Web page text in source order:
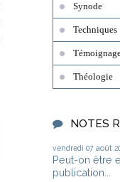
Synode
Techniques
Théologie
NOTES
vendredi 07 août
Peut-on être
publication...